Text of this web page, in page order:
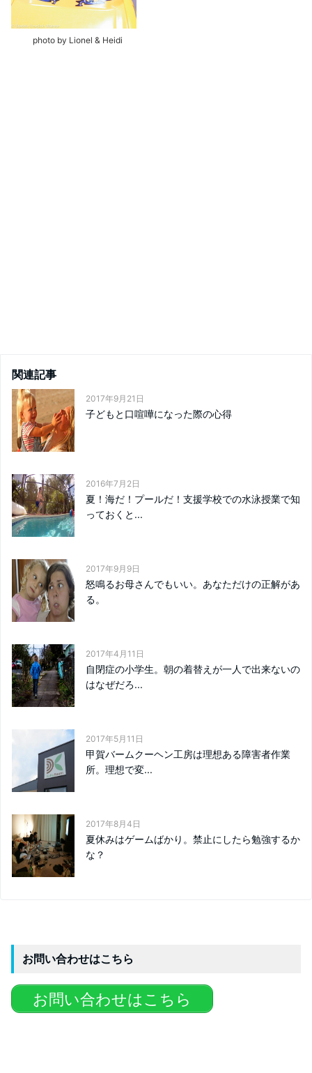
photo by Lionel & Heidi
関連記事
2017年9月21日
子どもと口喧嘩になった際の心得
2016年7月2日
夏！海だ！プールだ！支援学校での水泳授業で知
っておくと...
2017年9月9日
怒鳴るお母さんでもいい。あなただけの正解があ
る。
2017年4月11日
自閉症の小学生。朝の着替えが一人で出来ないの
はなぜだろ...
2017年5月11日
甲賀バームクーヘン工房は理想ある障害者作業
所。理想で変...
2017年8月4日
夏休みはゲームばかり。禁止にしたら勉強するか
な？
お問い合わせはこちら
お問い合わせはこちら